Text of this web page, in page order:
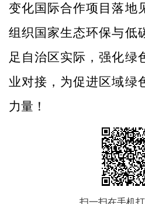
变化国际合作项目落地
组织国家生态环保与低
足自治区实际，强化绿
业对接，为促进区域绿
力量！
扫一扫在手机